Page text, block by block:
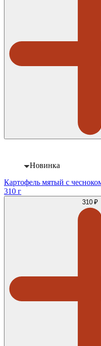
Новинка
Картофель мятый с
310 г
310 ₽